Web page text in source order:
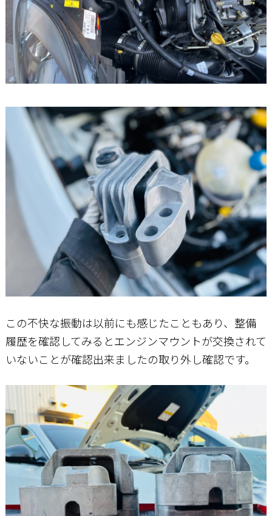
この不快な振動は以前にも感じたこともあり、整備
履歴を確認してみるとエンジンマウントが交換されて
いないことが確認出来ましたの取り外し確認です。